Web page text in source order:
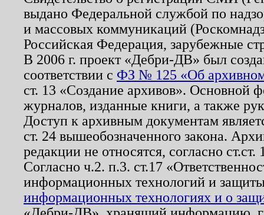
выдано Федеральной службой по
и массовых коммуникаций
Российская Федерация, зарубежные
В 2006 г. проект «Дебри-ДВ» был
соответствии с ФЗ № 125 «Об
ст. 13 «Создание архивов». Основной
журналов, изданные книги, а также
Доступ к архивным документам
ст. 24 вышеобозначенного закона.
редакции не относятся, согласно
Согласно ч.2. п.3. ст.17
информационных технологий и
информационных технологиях и о